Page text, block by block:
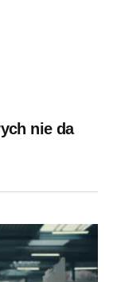
nie da